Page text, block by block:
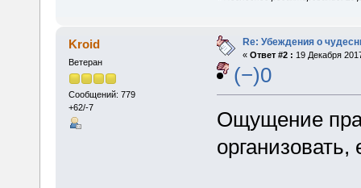
Kroid
Ветеран
Сообщений: 779
+62/-7
Re: Убеждения о
« Ответ #2 : 19 Декабря
(−)0
Ощущение